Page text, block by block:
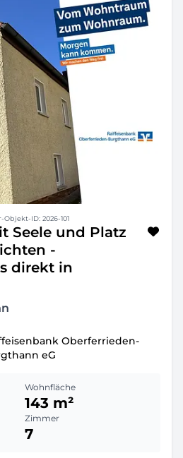
ID: 2026-101
Seele und Platz
-
direkt in
Oberferrieden-
eG
Wohnfläche
143 m²
Zimmer
7